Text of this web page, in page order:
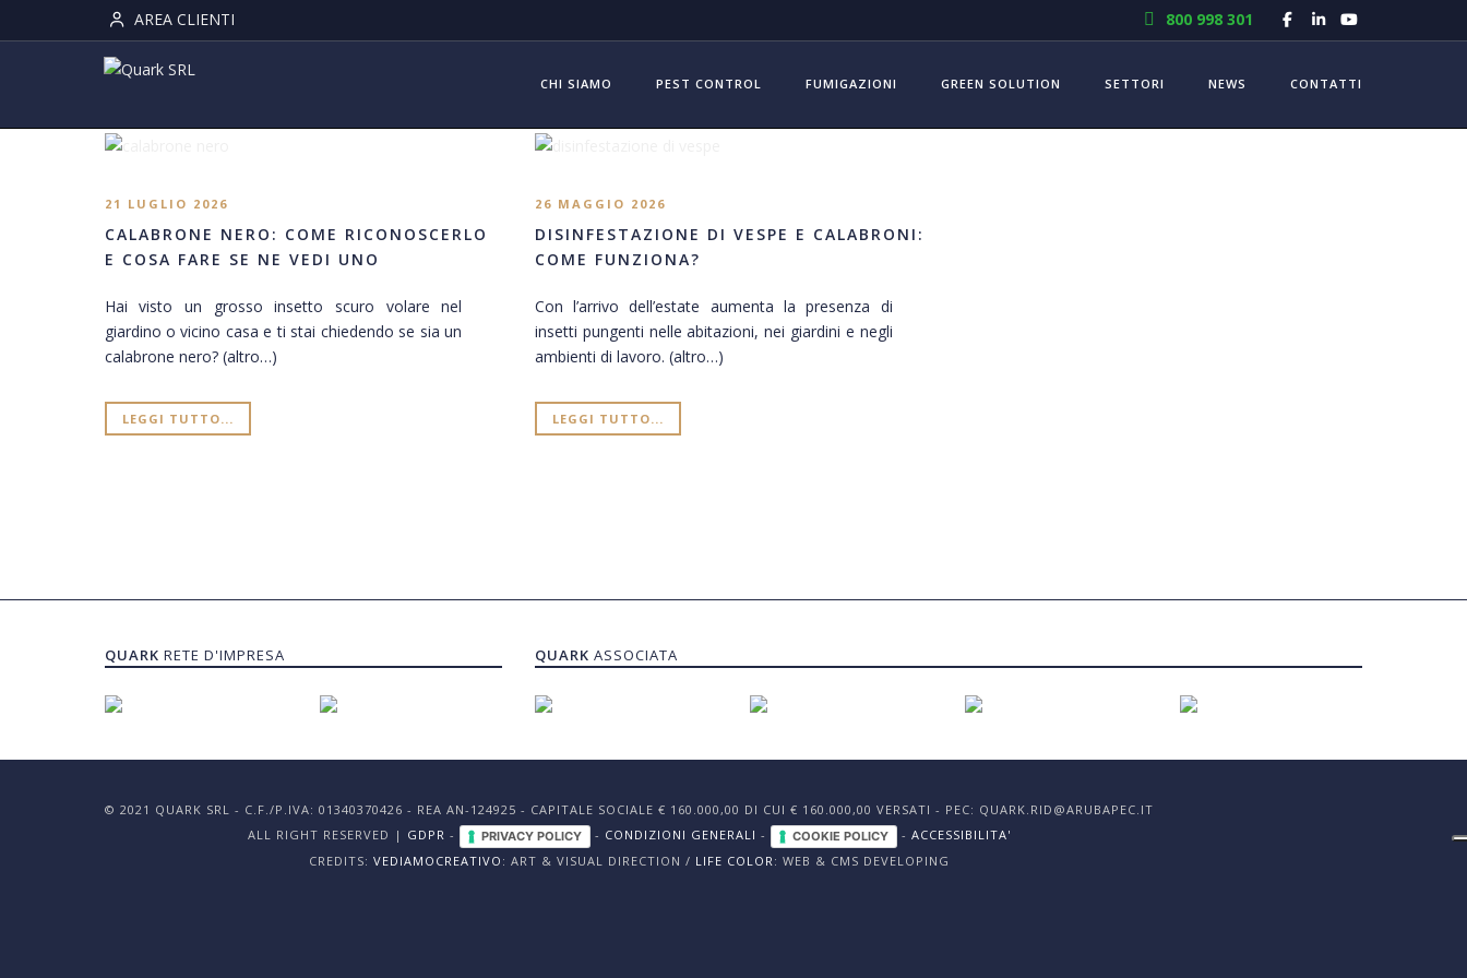
800 998 301
AREA CLIENTI
CHI SIAMO PEST CONTROL FUMIGAZIONI GREEN SOLUTION SETTORI NEWS CONTATTI
21 LUGLIO 2026
CALABRONE NERO: COME RICONOSCERLO
E COSA FARE SE NE VEDI UNO
Hai visto un grosso insetto scuro volare nel
giardino o vicino casa e ti stai chiedendo se sia un
calabrone nero? (altro…)
LEGGI TUTTO...
26 MAGGIO 2026
DISINFESTAZIONE DI VESPE E CALABRONI:
COME FUNZIONA?
Con l’arrivo dell’estate aumenta la presenza di
insetti pungenti nelle abitazioni, nei giardini e negli
ambienti di lavoro. (altro…)
LEGGI TUTTO...
QUARK RETE D'IMPRESA QUARK ASSOCIATA
© 2021 QUARK SRL - C.F./P.IVA: 01340370426 - REA AN-124925 - CAPITALE SOCIALE € 160.000,00 DI CUI € 160.000,00 VERSATI - PEC: QUARK.RID@ARUBAPEC.IT
ALL RIGHT RESERVED | GDPR - PRIVACY POLICY - CONDIZIONI GENERALI - COOKIE POLICY - ACCESSIBILITA'
CREDITS: VEDIAMOCREATIVO : ART & VISUAL DIRECTION / LIFE COLOR : WEB & CMS DEVELOPING